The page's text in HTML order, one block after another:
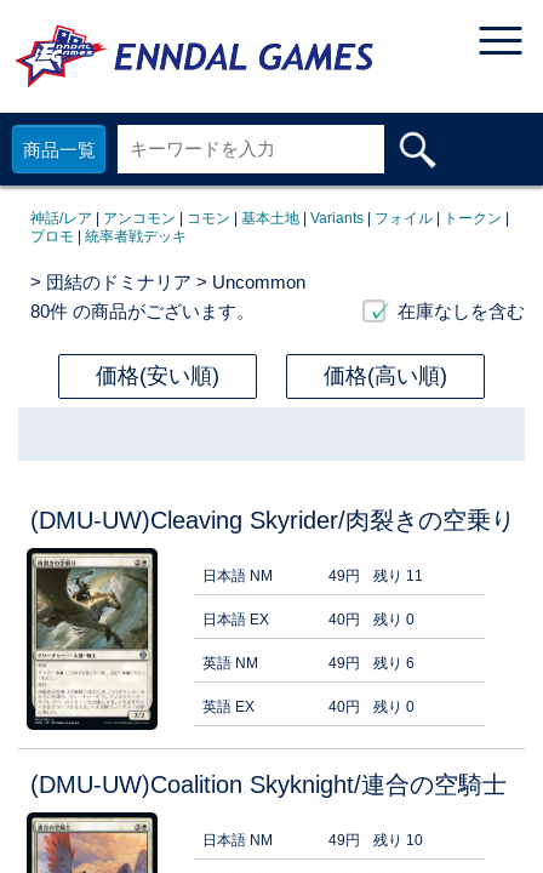
商品一覧
神話/レア アンコモン コモン 基本土地 Variants フォイル トークン
プロモ
統率者戦デッキ
> 団結のドミナリア > Uncommon
80件 の商品がございます。 在庫なしを含む
価格(安い順) 価格(高い順)
(DMU-UW)Cleaving Skyrider/肉裂きの空乗り
日本語 NM 49円 残り 11
日本語 EX 40円 残り 0
英語 NM 49円 残り 6
英語 EX 40円 残り 0
(DMU-UW)Coalition Skyknight/連合の空騎士
日本語 NM 49円 残り 10